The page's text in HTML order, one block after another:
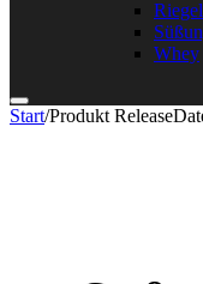
Riegel
Whey
Start/Produkt